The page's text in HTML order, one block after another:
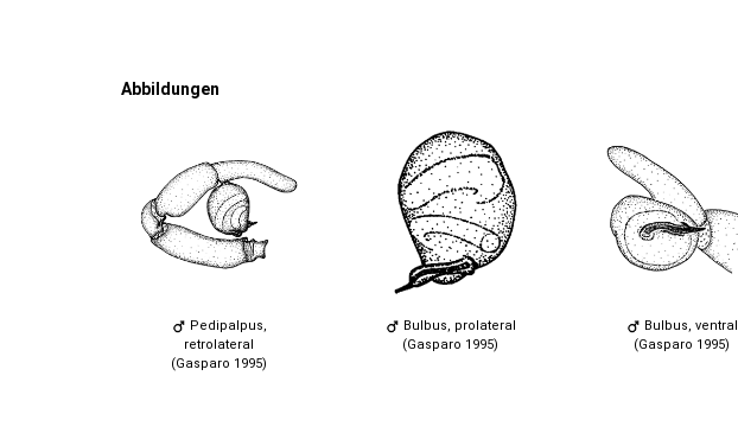
Abbildungen
Pedipalpus,
retrolateral
(Gasparo 1995)
Bulbus, prolateral
(Gasparo 1995)
Bulbus, ventral
(Gasparo 1995)